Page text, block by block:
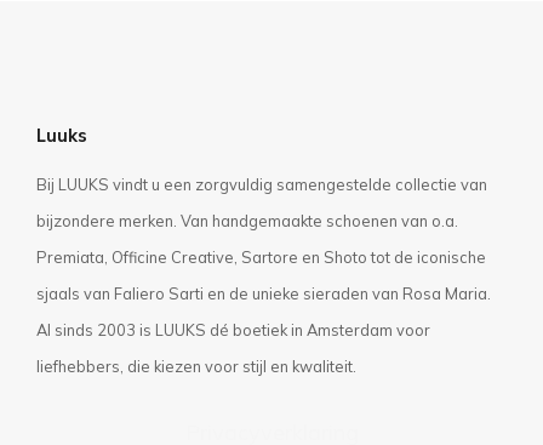
Luuks
Bij LUUKS vindt u een zorgvuldig samengestelde collectie van
bijzondere merken. Van handgemaakte schoenen van o.a.
Premiata, Officine Creative, Sartore en Shoto tot de iconische
sjaals van Faliero Sarti en de unieke sieraden van Rosa Maria.
Al sinds 2003 is LUUKS dé boetiek in Amsterdam voor
liefhebbers, die kiezen voor stijl en kwaliteit.